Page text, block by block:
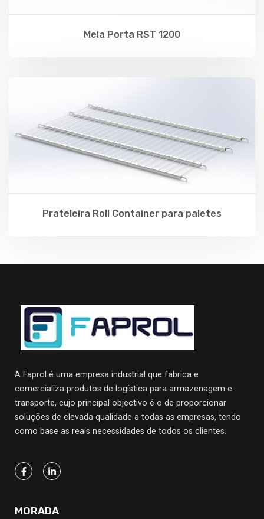
Meia Porta RST 1200
Prateleira Roll Container para paletes
A Faprol é uma empresa industrial que fabrica e
comercializa produtos de logística para armazenagem e
transporte, cujo principal objectivo é o de proporcionar
soluções de elevada qualidade a todas as empresas, tendo
como base as reais necessidades de todos os clientes.
MORADA